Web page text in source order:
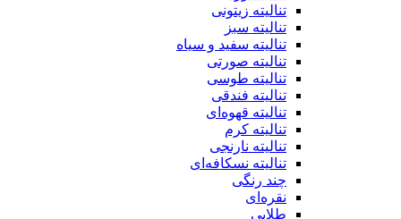
تنالیته زیتونی
تنالیته سبز
تنالیته سفید و سیاه
تنالیته صورتی
تنالیته طوسی
تنالیته فندقی
تنالیته قهوه‌ای
تنالیته کرم
تنالیته نارنجی
تنالیته نسکافه‌ای
چند رنگی
نقره‌ای
طلایی